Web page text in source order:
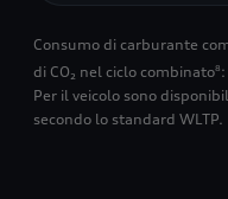
Consumo di carburante
di CO₂ nel ciclo combinato8
Per il veicolo sono
secondo lo standard WLTP.